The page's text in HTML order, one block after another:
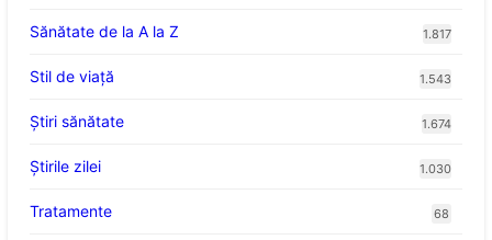
Sănătate de la A la Z 1.817
Stil de viaţă 1.543
Ştiri sănătate 1.674
Știrile zilei 1.030
Tratamente 68